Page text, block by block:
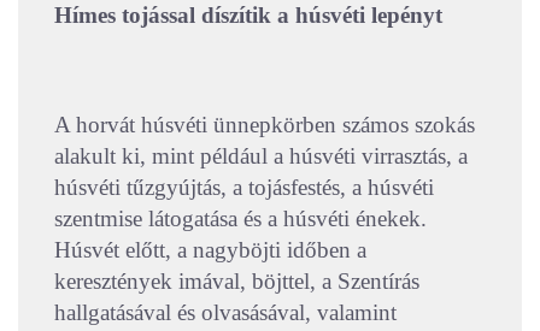
Hímes tojással díszítik a húsvéti lepényt
A horvát húsvéti ünnepkörben számos szokás
alakult ki, mint például a húsvéti virrasztás, a
húsvéti tűzgyújtás, a tojásfestés, a húsvéti
szentmise látogatása és a húsvéti énekek.
Húsvét előtt, a nagyböjti időben a
keresztények imával, böjttel, a Szentírás
hallgatásával és olvasásával, valamint